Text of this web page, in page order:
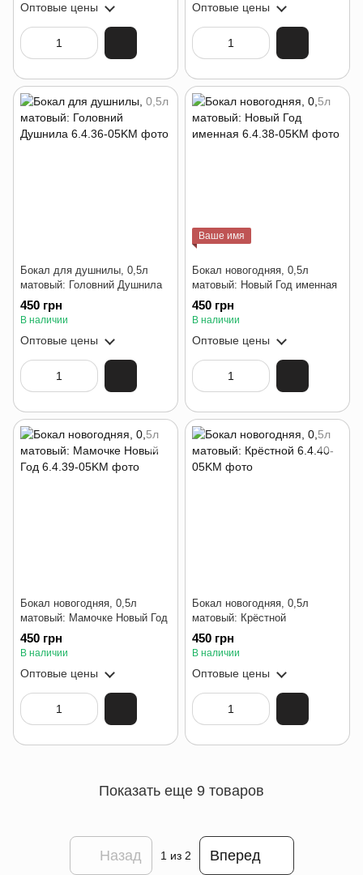
Оптовые цены Оптовые цены
Бокал для душнилы, 0,5л
матовый: Головний Душнила
450 грн
В наличии
Оптовые цены
Ваше имя
Бокал новогодняя, 0,5л
матовый: Новый Год именная
450 грн
В наличии
Оптовые цены
Бокал новогодняя, 0,5л
матовый: Мамочке Новый Год
450 грн
В наличии
Оптовые цены
Бокал новогодняя, 0,5л
матовый: Крёстной
450 грн
В наличии
Оптовые цены
Показать еще 9 товаров
Назад 1из 2 Вперед